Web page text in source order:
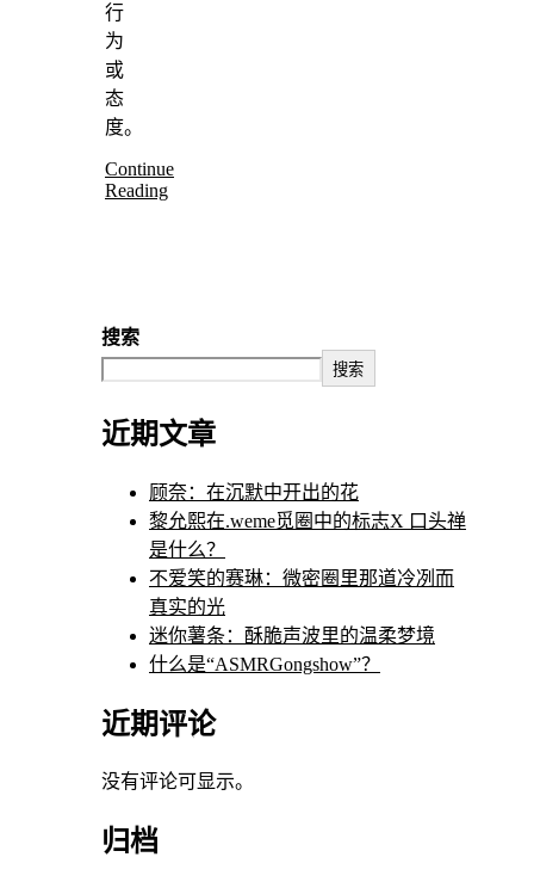
行
为
或
态
度。
Continue
Reading
搜索
搜索
近期文章
顾奈：在沉默中开出的花
黎允熙在.weme觅圈中的标志X 口头禅
是什么？
不爱笑的赛琳：微密圈里那道冷冽而
真实的光
迷你薯条：酥脆声波里的温柔梦境
什么是“ASMRGongshow”？
近期评论
没有评论可显示。
归档